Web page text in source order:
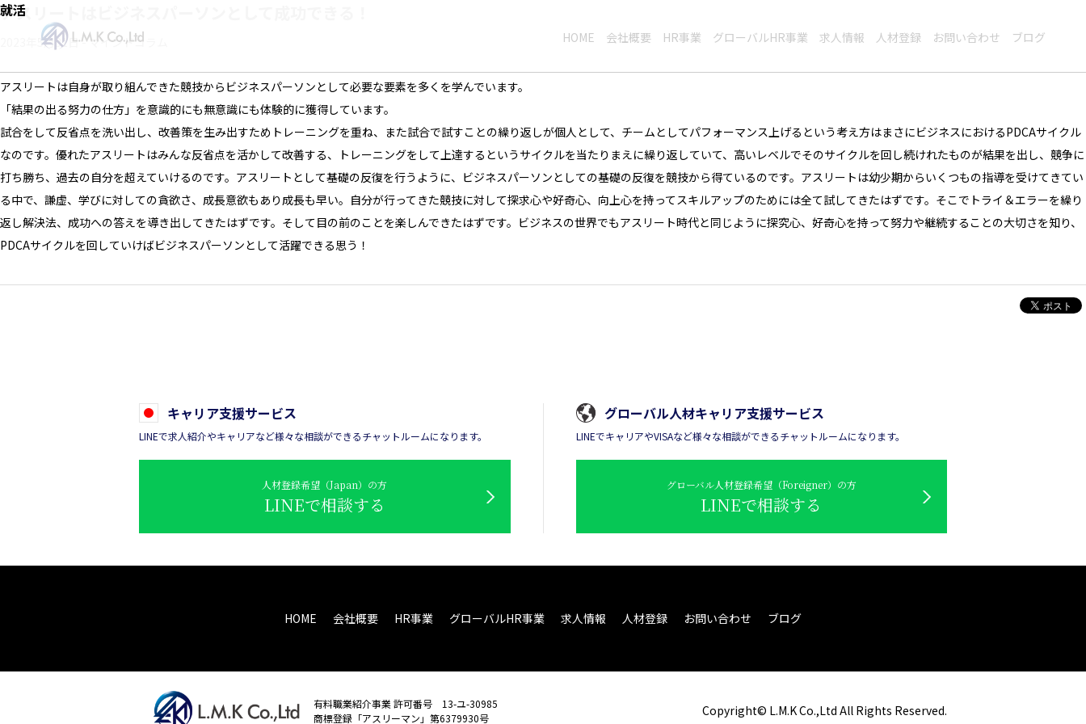
Skip
content
HOME 会社概要 HR事業 グローバルHR事業 求人情報 人材登録 お問い合わせ ブログ
就活
アスリートはビジネスパーソンとして成功できる！
2023年5月31日-マインドコラム
アスリートは自身が取り組んできた競技からビジネスパーソンとして必要な要素を多くを学んでいます。
「結果の出る努力の仕方」を意識的にも無意識にも体験的に獲得しています。
試合をして反省点を洗い出し、改善策を生み出すためトレーニングを重ね、また試合で試すことの繰り返しが個人として、チームとしてパフォーマンス上げるという考え方はまさにビジネスにおけるPDCAサイクル
なのです。優れたアスリートはみんな反省点を活かして改善する、トレーニングをして上達するというサイクルを当たりまえに繰り返していて、高いレベルでそのサイクルを回し続けれたものが結果を出し、競争に
打ち勝ち、過去の自分を超えていけるのです。アスリートとして基礎の反復を行うように、ビジネスパーソンとしての基礎の反復を競技から得ているのです。アスリートは幼少期からいくつもの指導を受けてきてい
る中で、謙虚、学びに対しての貪欲さ、成長意欲もあり成長も早い。自分が行ってきた競技に対して探求心や好奇心、向上心を持ってスキルアップのためには全て試してきたはずです。そこでトライ＆エラーを繰り
返し解決法、成功への答えを導き出してきたはずです。そして目の前のことを楽しんできたはずです。ビジネスの世界でもアスリート時代と同じように探究心、好奇心を持って努力や継続することの大切さを知り、
PDCAサイクルを回していけばビジネスパーソンとして活躍できる思う！
キャリア支援サービス
LINEで求人紹介やキャリアなど様々な相談ができるチャットルームになります。
人材登録希望（Japan）の方
LINEで相談する
グローバル人材キャリア支援サービス
LINEでキャリアやVISAなど様々な相談ができるチャットルームになります。
グローバル人材登録希望（Foreigner）の方
LINEで相談する
HOME 会社概要 HR事業 グローバルHR事業 求人情報 人材登録 お問い合わせ ブログ
有料職業紹介事業 許可番号 13-ユ-30985
商標登録「アスリーマン」第6379930号
Copyright© L.M.K Co.,Ltd All Rights Reserved.